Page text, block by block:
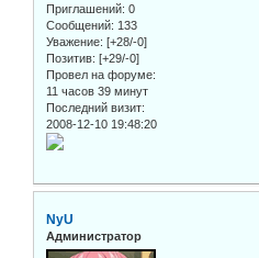
Приглашений: 0
Сообщений: 133
Уважение: [+28/-0]
Позитив: [+29/-0]
Провел на форуме:
11 часов 39 минут
Последний визит:
2008-12-10 19:48:20
NyU
Администратор